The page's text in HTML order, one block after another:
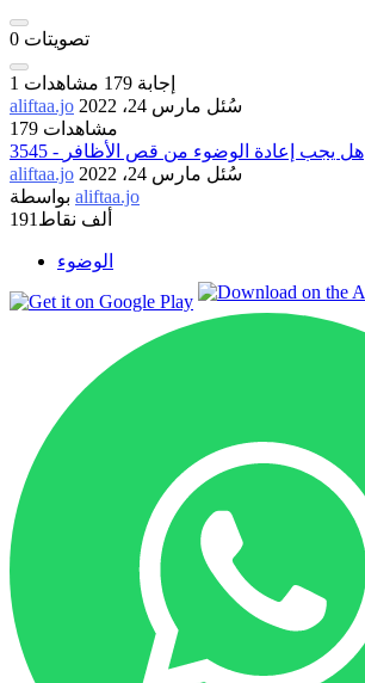
0 تصويتات
1 إجابة 179 مشاهدات
aliftaa.jo
سُئل مارس 24، 2022
179 مشاهدات
3545 - هل يجب إعادة الوضوء من قص الأظافر
aliftaa.jo
سُئل مارس 24، 2022
aliftaa.jo
191ألف نقاط
الوضوء